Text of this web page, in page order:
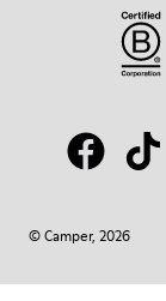
© Camper, 2026